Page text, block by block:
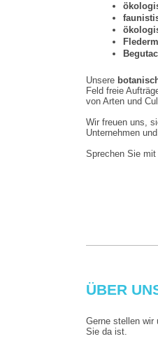
Unsere
Feld freie
von Arten und
Wir freuen uns,
Unternehmen
Sprechen Sie
ÜBER
Gerne stellen wir
Sie da ist.